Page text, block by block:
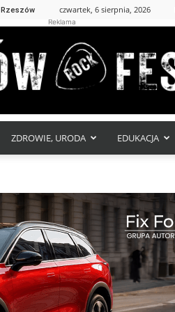
Rzeszów czwartek, 6 sierpnia, 2026
Reklama
ZDROWIE, URODA EDUKACJA